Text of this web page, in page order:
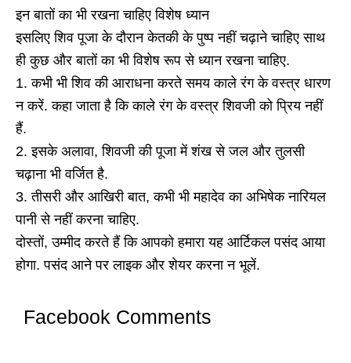
इन बातों का भी रखना चाहिए विशेष ध्यान
इसलिए शिव पूजा के दौरान केतकी के पुष्प नहीं चढ़ाने चाहिए साथ
ही कुछ और बातों का भी विशेष रूप से ध्यान रखना चाहिए.
1. कभी भी शिव की आराधना करते समय काले रंग के वस्त्र धारण
न करें. कहा जाता है कि काले रंग के वस्त्र शिवजी को प्रिय नहीं
हैं.
2. इसके अलावा, शिवजी की पूजा में शंख से जल और तुलसी
चढ़ाना भी वर्जित है.
3. तीसरी और आखिरी बात, कभी भी महादेव का अभिषेक नारियल
पानी से नहीं करना चाहिए.
दोस्तों, उम्मीद करते हैं कि आपको हमारा यह आर्टिकल पसंद आया
होगा. पसंद आने पर लाइक और शेयर करना न भूलें.
Facebook Comments